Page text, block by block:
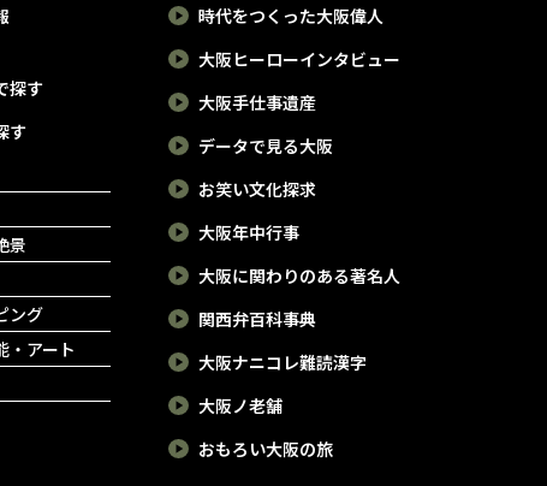
探す
す
景
ング
・アート
時代をつくった大阪偉人
大阪ヒーローインタビュー
大阪手仕事遺産
データで見る大阪
お笑い文化探求
大阪年中行事
大阪に関わりのある著名人
関西弁百科事典
大阪ナニコレ難読漢字
大阪ノ老舗
おもろい大阪の旅